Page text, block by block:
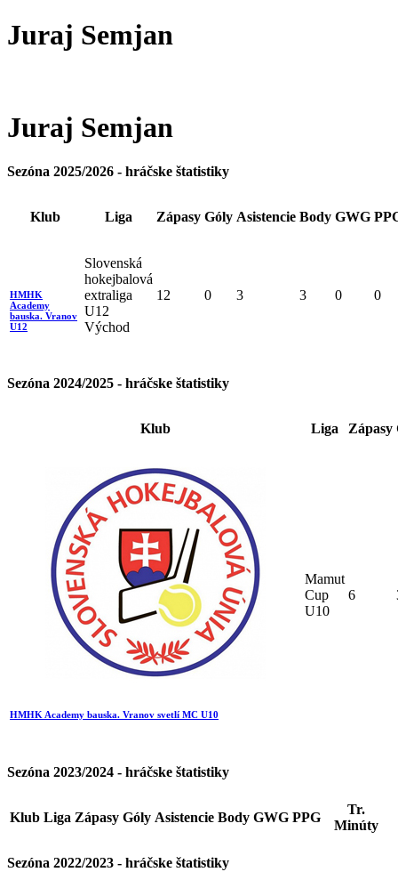
Juraj Semjan
Juraj Semjan
Sezóna 2025/2026 - hráčske štatistiky
Klub Liga Zápasy Góly Asistencie Body GWG
HMHK
Academy
bauska. Vranov
U12
Slovenská
hokejbalová
extraliga
U12
Východ
12 0 3 3 0 0
Sezóna 2024/2025 - hráčske štatistiky
Klub Liga Zápasy
HMHK Academy bauska. Vranov svetlí MC U10
Mamut
Cup
U10
6
Sezóna 2023/2024 - hráčske štatistiky
Klub Liga Zápasy Góly Asistencie Body GWG PPG
Tr.
Minúty
Sezóna 2022/2023 - hráčske štatistiky